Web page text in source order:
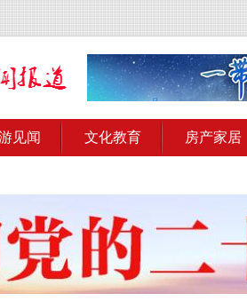
见闻 文化教育 房产家居